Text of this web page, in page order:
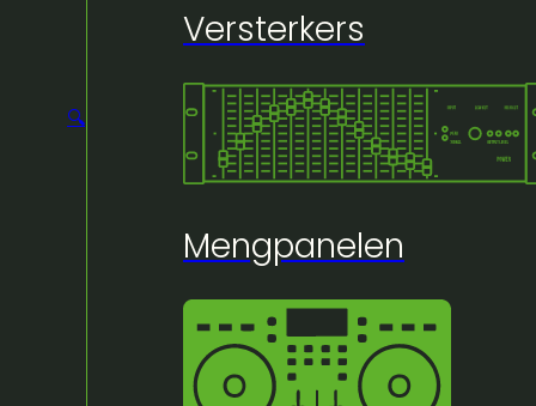
Versterkers
Mengpanelen
🔍